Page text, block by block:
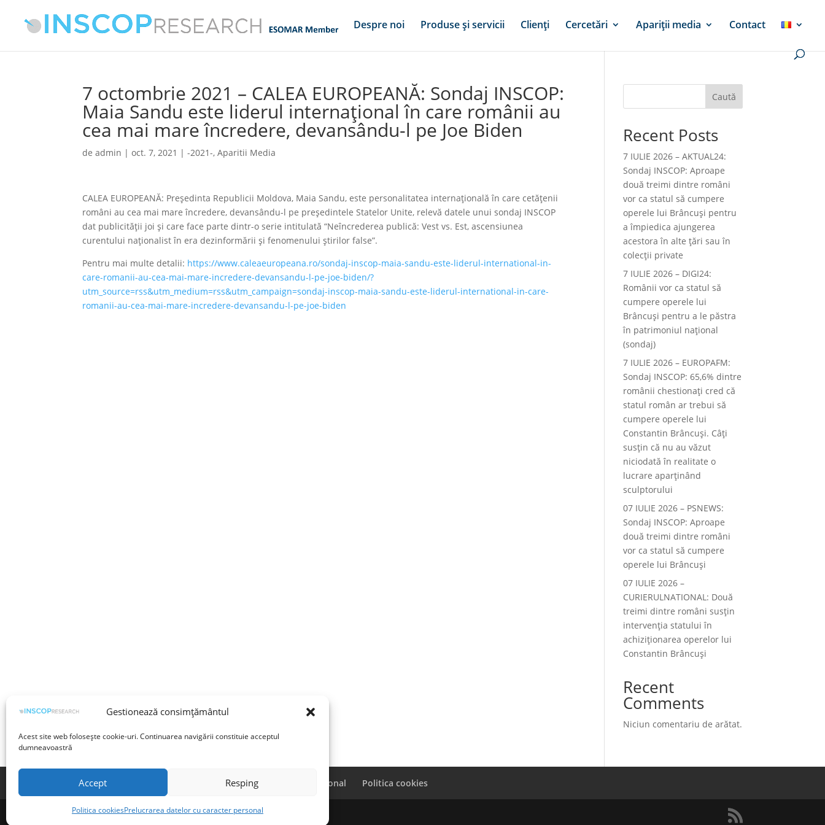
Gestionează consimțământul
Acest site web folosește cookie-uri. Continuarea navigării constituie acceptul
dumneavoastră
Accept Resping
Politica cookiesPrelucrarea datelor cu caracter personal
Despre noi Produse și servicii Clienți Cercetări Apariții media Contact
7 octombrie 2021 – CALEA EUROPEANĂ: Sondaj INSCOP:
Maia Sandu este liderul internațional în care românii au
cea mai mare încredere, devansându-l pe Joe Biden
deadmin |oct. 7, 2021 |-2021-,Aparitii Media
CALEA EUROPEANĂ: Președinta Republicii Moldova, Maia Sandu, este personalitatea internațională în care cetățenii
români au cea mai mare încredere, devansându-l pe președintele Statelor Unite, relevă datele unui sondaj INSCOP
dat publicității joi și care face parte dintr-o serie intitulată “Neîncrederea publică: Vest vs. Est, ascensiunea
curentului naționalist în era dezinformării și fenomenului știrilor false”.
Pentru mai multe detalii: https://www.caleaeuropeana.ro/sondaj-inscop-maia-sandu-este-liderul-international-in-
care-romanii-au-cea-mai-mare-incredere-devansandu-l-pe-joe-biden/?
utm_source=rss&utm_medium=rss&utm_campaign=sondaj-inscop-maia-sandu-este-liderul-international-in-care-
romanii-au-cea-mai-mare-incredere-devansandu-l-pe-joe-biden
Caută
Recent Posts
7 IULIE 2026 – AKTUAL24:
Sondaj INSCOP: Aproape
două treimi dintre români
vor ca statul să cumpere
operele lui Brâncuşi pentru
a împiedica ajungerea
acestora în alte ţări sau în
colecţii private
7 IULIE 2026 – DIGI24:
Românii vor ca statul să
cumpere operele lui
Brâncuși pentru a le păstra
în patrimoniul național
(sondaj)
7 IULIE 2026 – EUROPAFM:
Sondaj INSCOP: 65,6% dintre
românii chestionați cred că
statul român ar trebui să
cumpere operele lui
Constantin Brâncuși. Câți
susțin că nu au văzut
niciodată în realitate o
lucrare aparținând
sculptorului
07 IULIE 2026 – PSNEWS:
Sondaj INSCOP: Aproape
două treimi dintre români
vor ca statul să cumpere
operele lui Brâncuși
07 IULIE 2026 –
CURIERULNATIONAL: Două
treimi dintre români susțin
intervenția statului în
achiziționarea operelor lui
Constantin Brâncuși
Recent
Comments
Niciun comentariu de arătat.
Termeni și condiții Prelucrarea datelor cu caracter personal Politica cookies
©INSCOP Research